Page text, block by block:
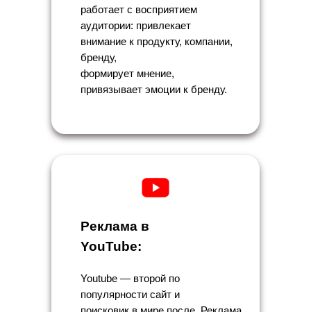
работает с восприятием
аудитории: привлекает
внимание к продукту, компании,
бренду,
формирует мнение,
привязывает эмоции к бренду.
Реклама в
YouTube:
Youtube — второй по
популярности сайт и